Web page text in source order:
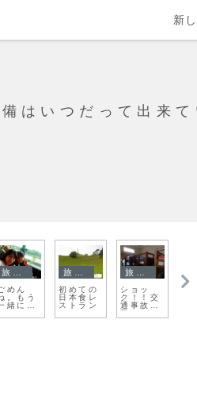
はいつだって出来
めん
。もう
緒に歩
けない。
初めての
日本食レ
ストラン
ショッ
ク！！交
通事故目
撃！
次
新